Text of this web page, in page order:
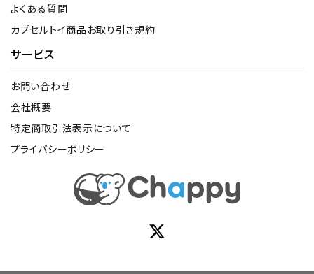
よくある質問
カプセルトイ商品お取り引き規約
サービス
お問い合わせ
会社概要
特定商取引法表示について
プライバシーポリシー